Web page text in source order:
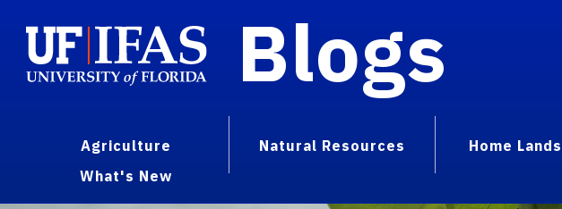
Blogs
Agriculture Natural Resources Home
What's New